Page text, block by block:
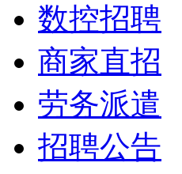
数控招聘
商家直招
劳务派遣
招聘公告